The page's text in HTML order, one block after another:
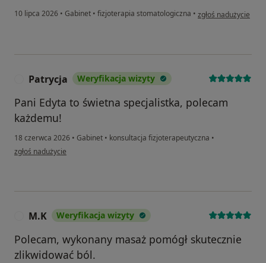
10 lipca 2026 • Gabinet • fizjoterapia stomatologiczna • w opinii
zgłoś nadużycie
Patrycja Weryfikacja wizyty
Pani Edyta to świetna specjalistka, polecam
każdemu!
18 czerwca 2026 • Gabinet • konsultacja fizjoterapeutyczna •
w opinii użytkownika Patrycja
zgłoś nadużycie
M.K Weryfikacja wizyty
Polecam, wykonany masaż pomógł skutecznie
zlikwidować ból.